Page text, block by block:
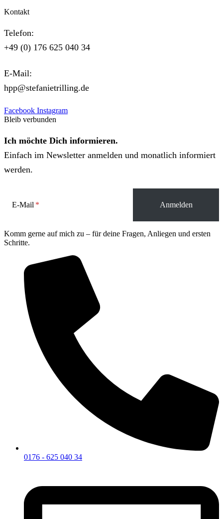
Kontakt
Telefon:
+49 (0) 176 625 040 34
E-Mail:
hpp@stefanietrilling.de
Facebook Instagram
Bleib verbunden
Ich möchte Dich informieren.
Einfach im Newsletter anmelden und monatlich informiert
werden.
E-Mail
Komm gerne auf mich zu – für deine Fragen, Anliegen und ersten
Schritte.
0176 - 625 040 34